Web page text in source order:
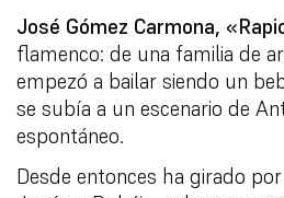
José Gómez Carmona,
flamenco: de una familia de
empezó a bailar siendo un
se subía a un escenario de
espontáneo.
Desde entonces ha girado